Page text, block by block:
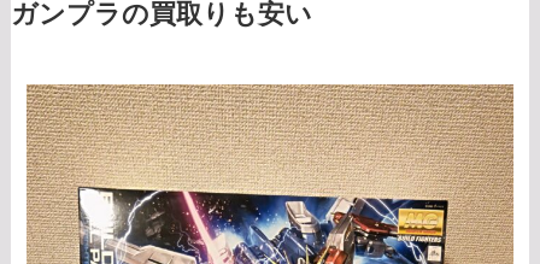
ガンプラの買取りも安い